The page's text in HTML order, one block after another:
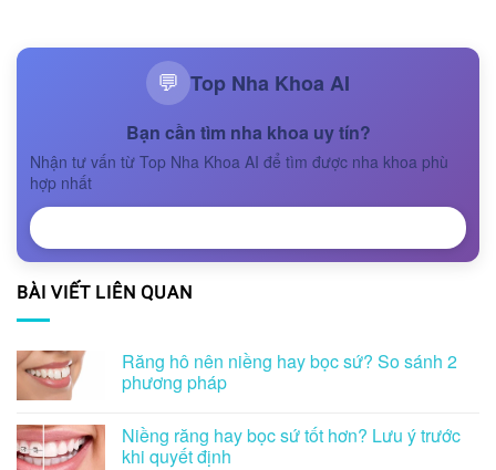
💬 Top Nha Khoa AI
Bạn cần tìm nha khoa uy tín?
Nhận tư vấn từ Top Nha Khoa AI để tìm được nha khoa phù
hợp nhất
BÀI VIẾT LIÊN QUAN
Răng hô nên niềng hay bọc sứ? So sánh 2
phương pháp
Niềng răng hay bọc sứ tốt hơn? Lưu ý trước
khi quyết định